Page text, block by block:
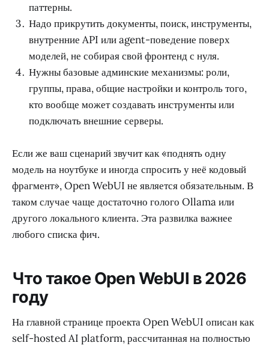
паттерны.
Надо прикрутить документы, поиск, инструменты,
внутренние API или agent-поведение поверх
моделей, не собирая свой фронтенд с нуля.
Нужны базовые админские механизмы: роли,
группы, права, общие настройки и контроль того,
кто вообще может создавать инструменты или
подключать внешние серверы.
Если же ваш сценарий звучит как «поднять одну
модель на ноутбуке и иногда спросить у неё кодовый
фрагмент», Open WebUI не является обязательным. В
таком случае чаще достаточно голого Ollama или
другого локального клиента. Эта развилка важнее
любого списка фич.
Что такое Open WebUI в 2026
году
На главной странице проекта Open WebUI описан как
self-hosted AI platform, рассчитанная на полностью